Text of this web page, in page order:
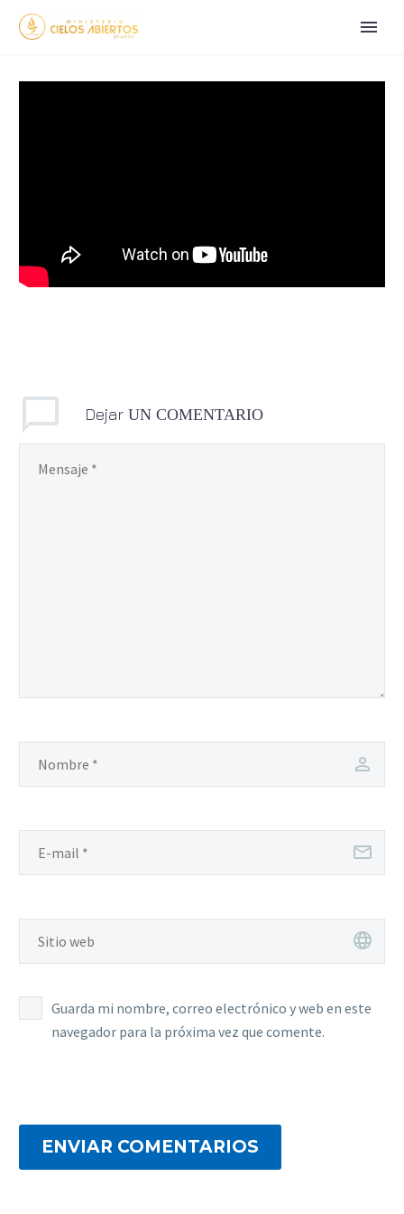
Dejar UN COMENTARIO
Guarda mi nombre, correo electrónico y web en este
navegador para la próxima vez que comente.
ENVIAR COMENTARIOS